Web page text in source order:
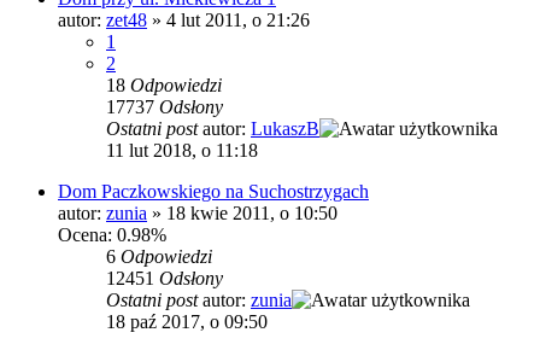
autor: zet48 » 4 lut 2011, o 21:26
1
2
18 Odpowiedzi
17737 Odsłony
Ostatni postautor: LukaszB
11 lut 2018, o 11:18
Dom Paczkowskiego na Suchostrzygach
autor: zunia » 18 kwie 2011, o 10:50
Ocena: 0.98%
6 Odpowiedzi
12451 Odsłony
Ostatni postautor: zunia
18 paź 2017, o 09:50